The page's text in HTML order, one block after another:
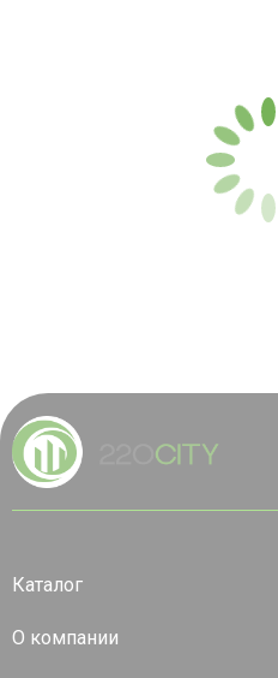
Каталог
О компании